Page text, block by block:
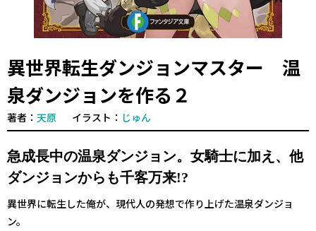
異世界転生ダンジョンマスター 温
泉ダンジョンを作る２
著者： 天原 イラスト： じゅん
急成長中の温泉ダンジョン。女騎士に加え、他
ダンジョンからも千客万来!?
異世界に転生した俺が、現代人の発想で作り上げた温泉ダンジョ
ン。